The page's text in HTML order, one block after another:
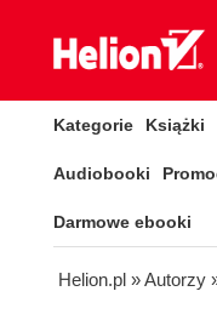
Kategorie Książki
Audiobooki
Darmowe ebooki
Helion.pl » Autorzy